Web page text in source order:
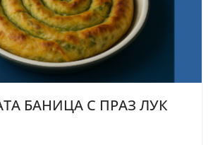
БАНИЦА С ПРАЗ ЛУК